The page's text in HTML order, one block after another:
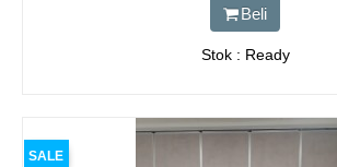
Beli
Stok : Ready
SALE